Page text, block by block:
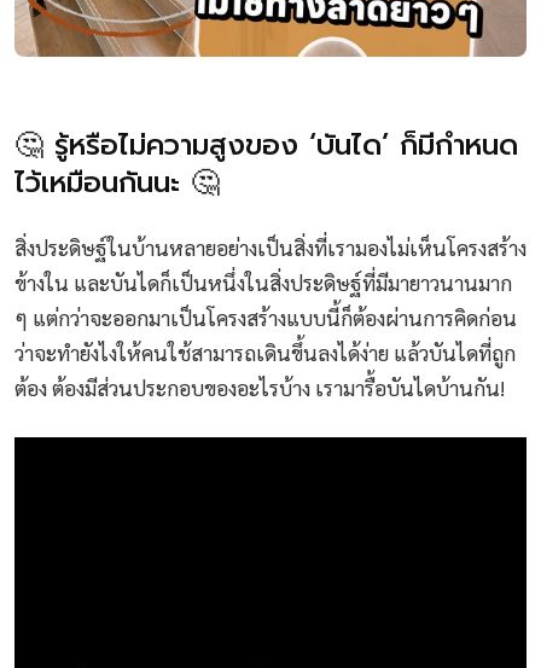
🤔 รู้หรือไม่ความสูงของ ‘บันได’ ก็มีกำหนด
ไว้เหมือนกันนะ 🤔
สิ่งประดิษฐ์ในบ้านหลายอย่างเป็นสิ่งที่เรามองไม่เห็นโครงสร้าง
ข้างใน และบันไดก็เป็นหนึ่งในสิ่งประดิษฐ์ที่มีมายาวนานมาก
ๆ แต่กว่าจะออกมาเป็นโครงสร้างแบบนี้ก็ต้องผ่านการคิดก่อน
ว่าจะทำยังไงให้คนใช้สามารถเดินขึ้นลงได้ง่าย แล้วบันไดที่ถูก
ต้อง ต้องมีส่วนประกอบของอะไรบ้าง เรามารื้อบันไดบ้านกัน!